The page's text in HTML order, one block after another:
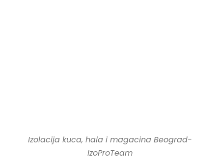
Izolacija kuca, hala i magacina Beograd-
IzoProTeam